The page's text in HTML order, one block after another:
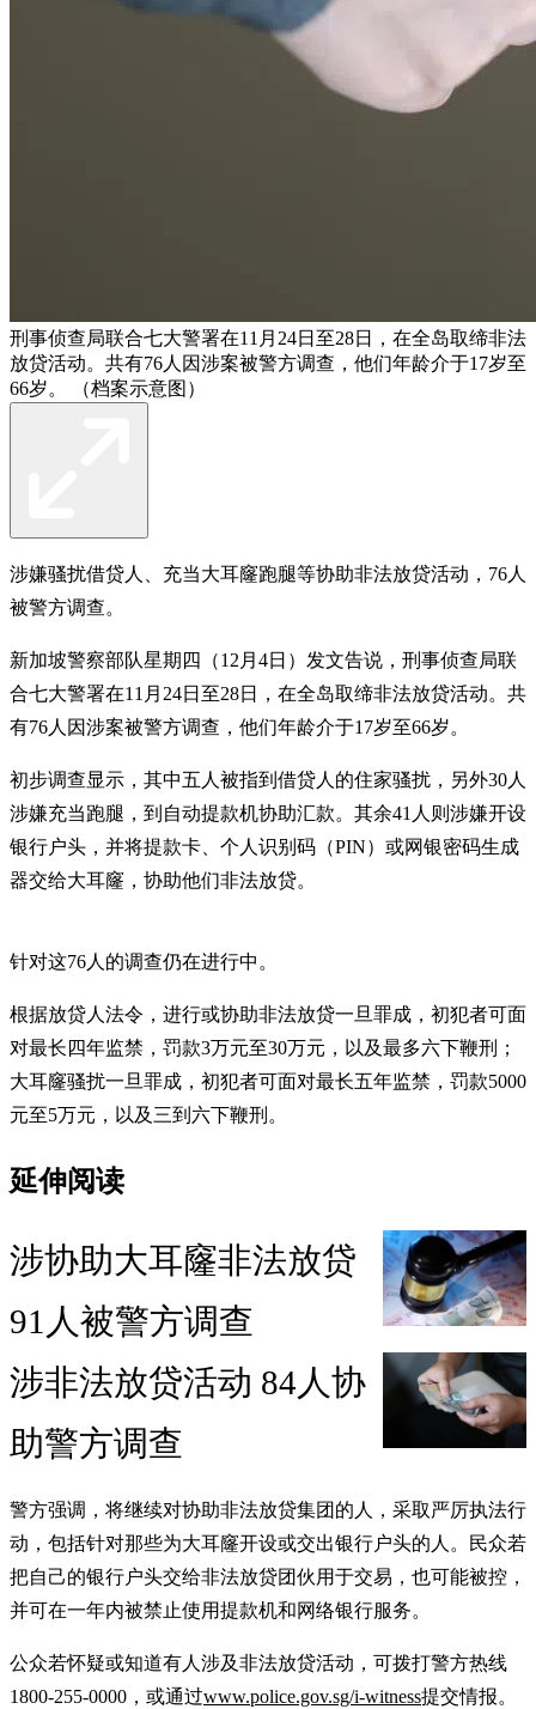
刑事侦查局联合七大警署在11月24日至28日，在全岛取缔非法
放贷活动。共有76人因涉案被警方调查，他们年龄介于17岁至
66岁。 （档案示意图）
涉嫌骚扰借贷人、充当大耳窿跑腿等协助非法放贷活动，76人
被警方调查。
新加坡警察部队星期四（12月4日）发文告说，刑事侦查局联
合七大警署在11月24日至28日，在全岛取缔非法放贷活动。共
有76人因涉案被警方调查，他们年龄介于17岁至66岁。
初步调查显示，其中五人被指到借贷人的住家骚扰，另外30人
涉嫌充当跑腿，到自动提款机协助汇款。其余41人则涉嫌开设
银行户头，并将提款卡、个人识别码（PIN）或网银密码生成
器交给大耳窿，协助他们非法放贷。
针对这76人的调查仍在进行中。
根据放贷人法令，进行或协助非法放贷一旦罪成，初犯者可面
对最长四年监禁，罚款3万元至30万元，以及最多六下鞭刑；
大耳窿骚扰一旦罪成，初犯者可面对最长五年监禁，罚款5000
元至5万元，以及三到六下鞭刑。
延伸阅读
涉协助大耳窿非法放贷
91人被警方调查
涉非法放贷活动 84人协
助警方调查
警方强调，将继续对协助非法放贷集团的人，采取严厉执法行
动，包括针对那些为大耳窿开设或交出银行户头的人。民众若
把自己的银行户头交给非法放贷团伙用于交易，也可能被控，
并可在一年内被禁止使用提款机和网络银行服务。
公众若怀疑或知道有人涉及非法放贷活动，可拨打警方热线
1800-255-0000，或通过www.police.gov.sg/i-witness提交情报。